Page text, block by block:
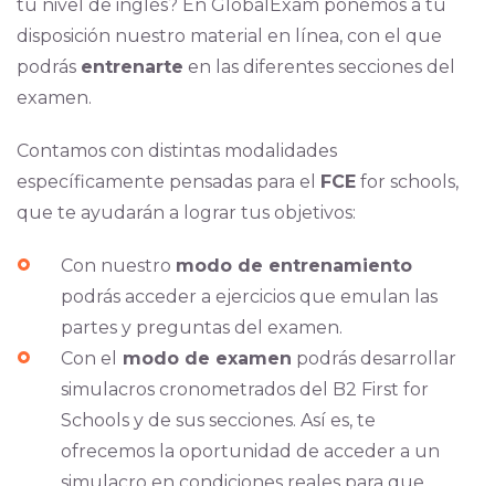
tu nivel de inglés? En GlobalExam ponemos a tu
disposición nuestro material en línea, con el que
podrás entrenarte en las diferentes secciones del
examen.
Contamos con distintas modalidades
específicamente pensadas para el FCEfor schools,
que te ayudarán a lograr tus objetivos:
Con nuestro modo de entrenamiento
podrás acceder a ejercicios que emulan las
partes y preguntas del examen.
Con el
modo de examen podrás desarrollar
simulacros cronometrados del B2 First for
Schools y de sus secciones. Así es, te
ofrecemos la oportunidad de acceder a un